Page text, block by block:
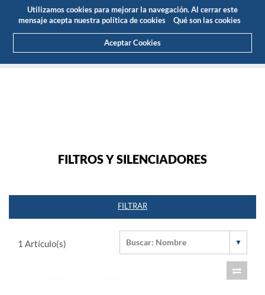
Utilizamos cookies para mejorar la navegación. Al cerrar este
mensaje acepta nuestra política de cookies
Qué son las cookies
Aceptar Cookies
Área Cliente
Presupuesto(0)
FILTROS Y SILENCIADORES
FILTRAR
1 Artículo(s)